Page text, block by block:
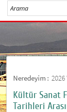
Neredeyim : 2026
Kültür Sanat
Tarihleri